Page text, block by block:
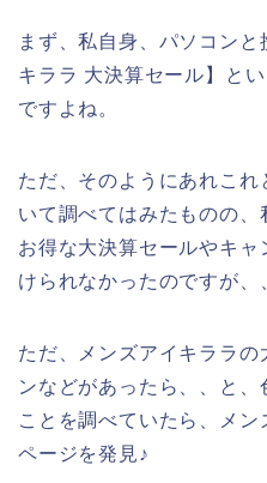
まず、私自身、パソコン
キララ 大決算セール】と
ですよね。
ただ、そのようにあれこ
いて調べてはみたものの
お得な大決算セールやキ
けられなかったのですが、
ただ、メンズアイキララ
ンなどがあったら、、と
ことを調べていたら、メン
ページを発見♪